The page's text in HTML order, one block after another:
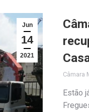
Jun
14
2021
Câmara
Estão